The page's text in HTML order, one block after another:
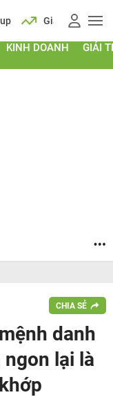
Giá vàng
KINH DOANH GIẢI
CHIA SẺ
danh
lại là